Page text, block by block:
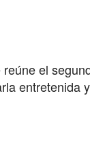
el
entretenida